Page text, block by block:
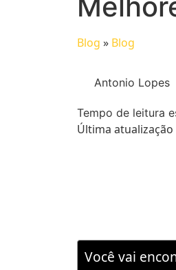
Blog » Blog
Antonio Lopes
Tempo de leitura
Última
Você vai